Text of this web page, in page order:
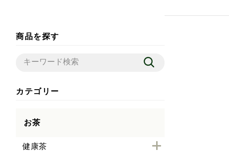
商品を探す
カテゴリー
お茶
健康茶